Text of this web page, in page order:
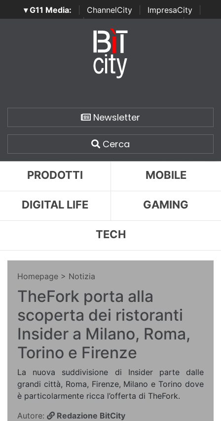
▾ G11 Media: ChannelCity ImpresaCity
SecurityOpenLab | Italian Channel Awards | Italian
Italian Security Awards
Newsletter
Cerca
PRODOTTI MOBILE
DIGITAL LIFE GAMING
TECH
Homepage > Notizia
TheFork porta alla
scoperta dei ristoranti
Insider a Milano, Roma,
Torino e Firenze
La nuova suddivisione di Insider parte dalle
grandi città, Roma, Firenze, Milano e Torino dove
è particolarmente ricca l’offerta di TheFork.
Autore:
Redazione BitCity